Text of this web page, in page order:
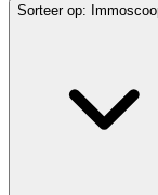
Sorteer op: